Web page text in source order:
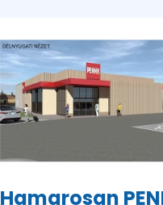
Hamarosan